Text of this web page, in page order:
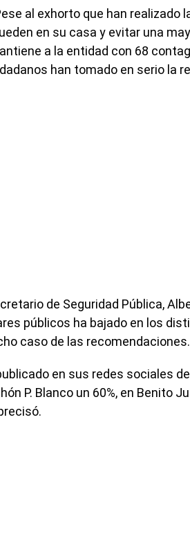
al exhorto que han realizado
en su casa y evitar una
a la entidad con 68
han tomado en serio la
de Seguridad Pública,
públicos ha bajado en los
caso de las recomendaciones.
en sus redes sociales
P. Blanco un 60%, en Benito